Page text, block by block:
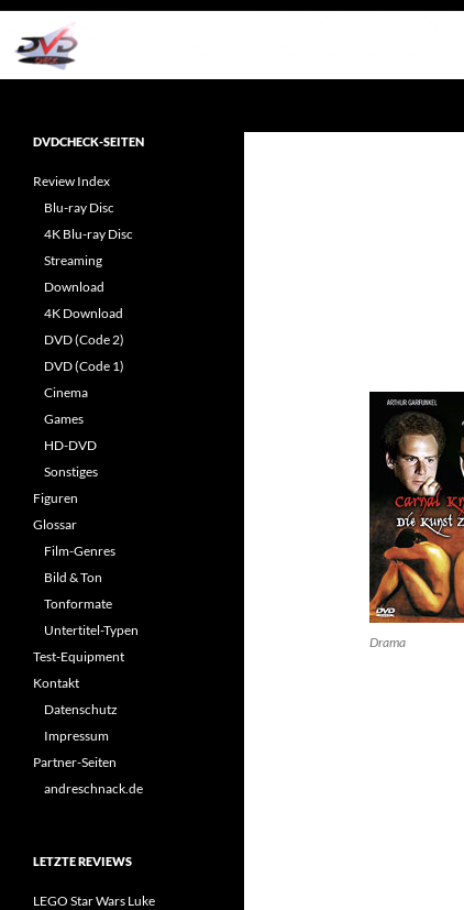
Zum
Inhalt
springen
Drama
Reviews rund ums Heimkino &
DVDCHECK-SEITEN
Review Index
Blu-ray Disc
4K Blu-ray Disc
Streaming
Download
4K Download
DVD (Code 2)
DVD (Code 1)
Cinema
Games
HD-DVD
Sonstiges
Figuren
Glossar
Film-Genres
Bild & Ton
Tonformate
Untertitel-Typen
Test-Equipment
Kontakt
Datenschutz
Impressum
Partner-Seiten
andreschnack.de
LETZTE REVIEWS
LEGO Star Wars Luke